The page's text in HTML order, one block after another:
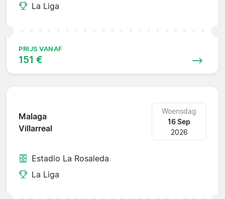
La Liga
PRIJS VANAF
151 €
Malaga
Villarreal
Woensdag
16 Sep
2026
Estadio La Rosaleda
La Liga